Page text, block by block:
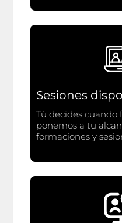
Sesiones
Tú decides cuando
ponemos a tu
formaciones y